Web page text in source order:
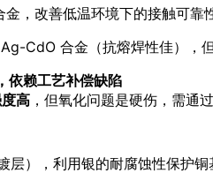
金，改善低温环境下的接触可靠
Ag-CdO 合金（抗熔焊性佳），
依赖工艺补偿缺陷
高 ，但氧化问题是硬伤，需通
），利用银的耐腐蚀性保护铜